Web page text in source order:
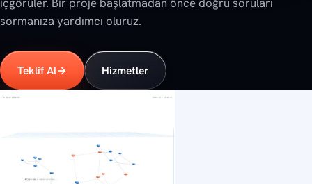
sormanıza yardımcı oluruz.
Teklif Al→ Hizmetler